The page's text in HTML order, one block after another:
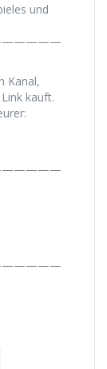
und
Kanal,
kauft.